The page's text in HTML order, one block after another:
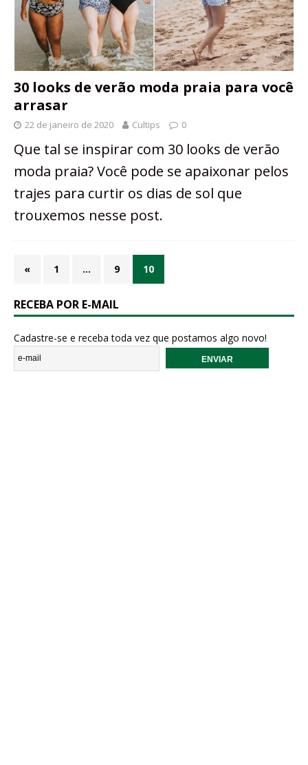
30 looks de verão moda praia para você
arrasar
22 de janeiro de 2020 Cultips 0
Que tal se inspirar com 30 looks de verão
moda praia? Você pode se apaixonar pelos
trajes para curtir os dias de sol que
trouxemos nesse post.
« 1 … 9 10
RECEBA POR E-MAIL
Cadastre-se e receba toda vez que postamos algo novo!